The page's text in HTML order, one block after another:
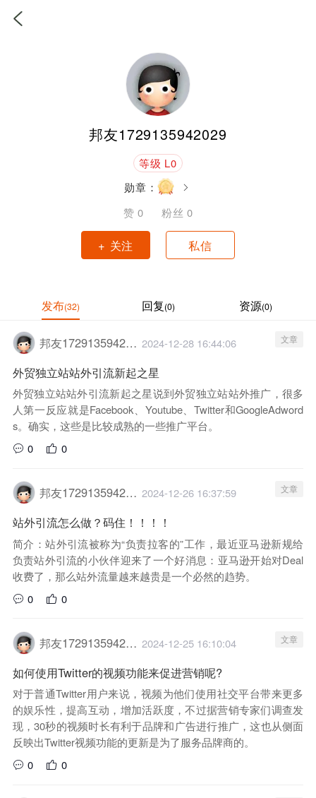
邦友1729135942029
等级 L0
勋章：
赞 0 粉丝 0
+ 关注 私信
发布(32) 回复(0) 资源(0)
邦友1729135942029 2024-12-28 16:44:06 文章
外贸独立站站外引流新起之星
外贸独立站站外引流新起之星说到外贸独立站站外推广，很多
人第一反应就是Facebook、Youtube、Twitter和GoogleAdword
s。确实，这些是比较成熟的一些推广平台。
0
0
邦友1729135942029 2024-12-26 16:37:59 文章
站外引流怎么做？码住！！！！
简介：站外引流被称为“负责拉客的”工作，最近亚马逊新规给
负责站外引流的小伙伴迎来了一个好消息：亚马逊开始对Deal
收费了，那么站外流量越来越贵是一个必然的趋势。
0
0
邦友1729135942029 2024-12-25 16:10:04 文章
如何使用Twitter的视频功能来促进营销呢?
对于普通Twitter用户来说，视频为他们使用社交平台带来更多
的娱乐性，提高互动，增加活跃度，不过据营销专家们调查发
现，30秒的视频时长有利于品牌和广告进行推广，这也从侧面
反映出Twitter视频功能的更新是为了服务品牌商的。
0
0